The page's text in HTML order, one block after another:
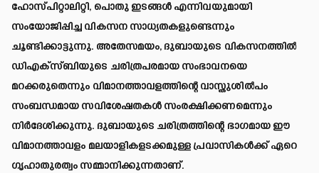
ഹോസ്പിറ്റാലിറ്റി, പൊതു ഇടങ്ങൾ എന്നിവയുമായി
സംയോജിപ്പിച്ച വികസന സാധ്യതകളുണ്ടെന്നും
ചൂണ്ടിക്കാട്ടുന്നു. അതേസമയം, ദുബായുടെ വികസനത്തിൽ
ഡിഎക്സ്ബിയുടെ ചരിത്രപരമായ സംഭാവനയെ
മറക്കരുതെന്നും വിമാനത്താവളത്തിന്റെ വാസ്തുശിൽപം
സംബന്ധമായ സവിശേഷതകൾ സംരക്ഷിക്കണമെന്നും
നിർദേശിക്കുന്നു. ദുബായുടെ ചരിത്രത്തിന്റെ ഭാഗമായ ഈ
വിമാനത്താവളം മലയാളികളടക്കമുള്ള പ്രവാസികൾക്ക് ഏറെ
ഗൃഹാതുരത്വം സമ്മാനിക്കുന്നതാണ്.